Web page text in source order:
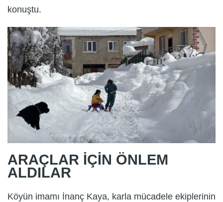
konuştu.
ARAÇLAR İÇİN ÖNLEM
ALDILAR
Köyün imamı İnanç Kaya, karla mücadele ekiplerinin